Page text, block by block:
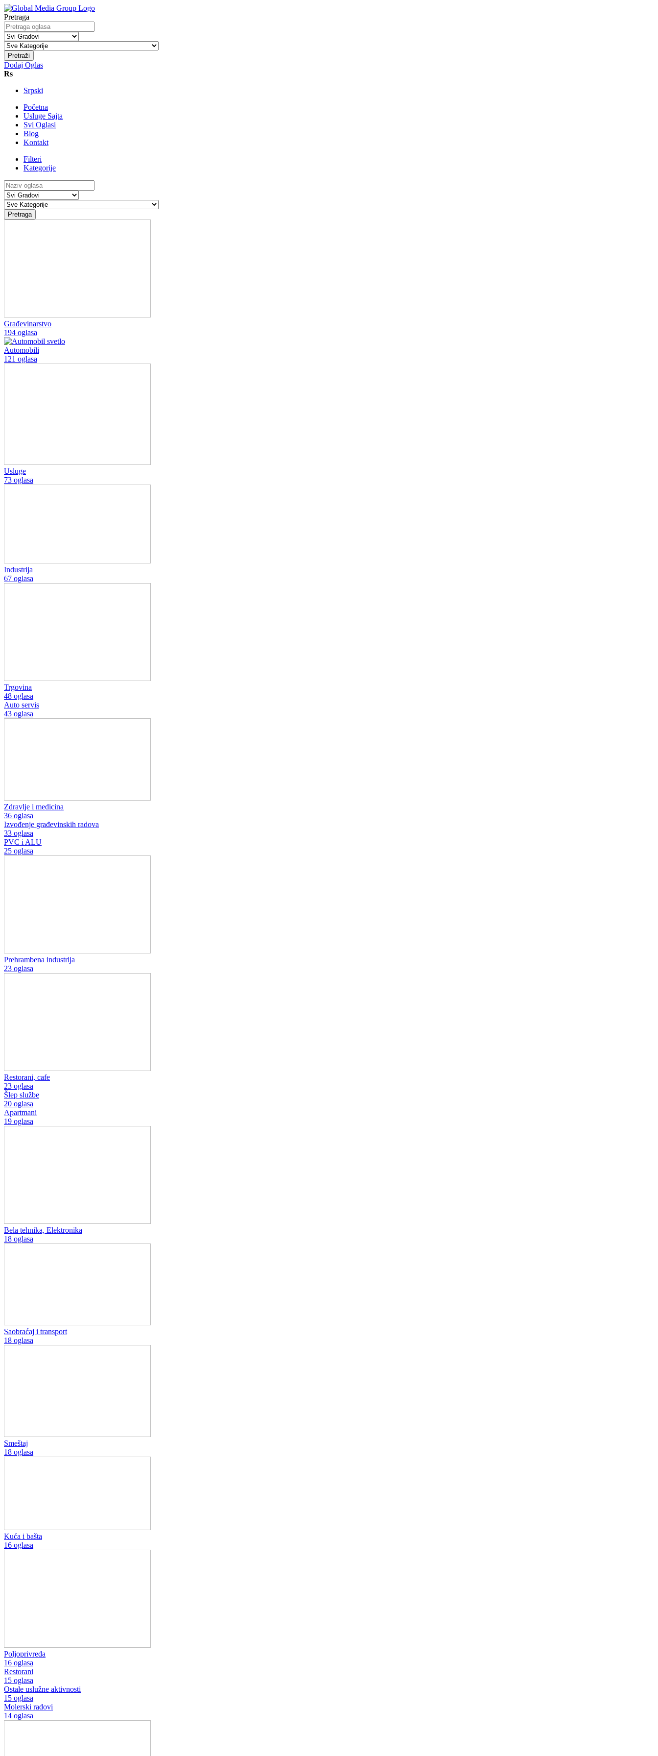
Pretraga
Pretraži
Dodaj Oglas
Rs
Srpski
Početna
Usluge Sajta
Svi Oglasi
Blog
Kontakt
Filteri
Kategorije
Pretraga
Građevinarstvo
194 oglasa
Automobili
121 oglasa
Usluge
73 oglasa
Industrija
67 oglasa
Trgovina
48 oglasa
Auto servis
43 oglasa
Zdravlje i medicina
36 oglasa
Izvođenje građevinskih radova
33 oglasa
PVC i ALU
25 oglasa
Prehrambena industrija
23 oglasa
Restorani, cafe
23 oglasa
Šlep službe
20 oglasa
Apartmani
19 oglasa
Bela tehnika, Elektronika
18 oglasa
Saobraćaj i transport
18 oglasa
Smeštaj
18 oglasa
Kuća i bašta
16 oglasa
Poljoprivreda
16 oglasa
Restorani
15 oglasa
Ostale uslužne aktivnosti
15 oglasa
Molerski radovi
14 oglasa